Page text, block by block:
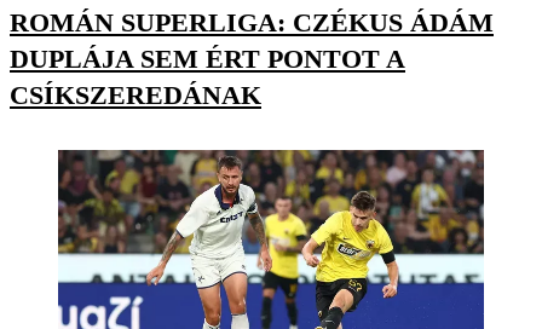
ROMÁN SUPERLIGA: CZÉKUS ÁDÁM
DUPLÁJA SEM ÉRT PONTOT A
CSÍKSZEREDÁNAK